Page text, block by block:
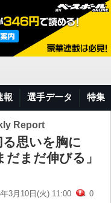
報 選手データ 特集
Report
思いを胸に
だまだ伸びる」
3月10日(火) 11:00 0